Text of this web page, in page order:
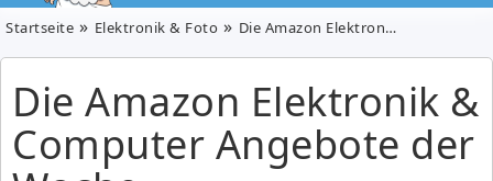
Startseite Elektronik & Foto Die Amazon Elektronik & Computer Angebote der Woche
Die Amazon Elektronik &
Computer Angebote der